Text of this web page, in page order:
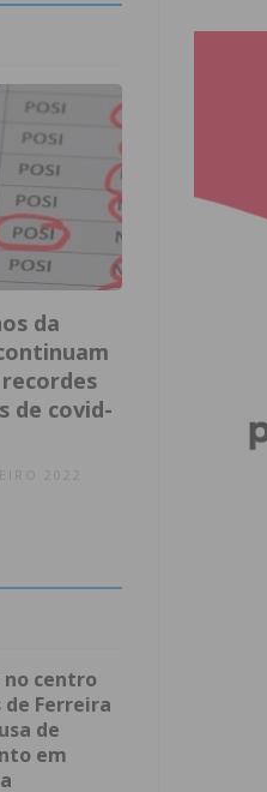
da
de covid-
2022
no centro
de Ferreira
de
em